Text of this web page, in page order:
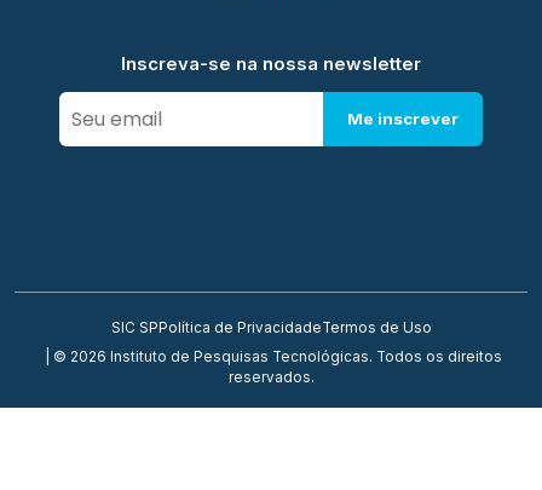
Inscreva-se na nossa newsletter
Me inscrever
SIC SP Política de PrivacidadeTermos de Uso
| © 2026 Instituto de Pesquisas Tecnológicas. Todos os direitos
reservados.